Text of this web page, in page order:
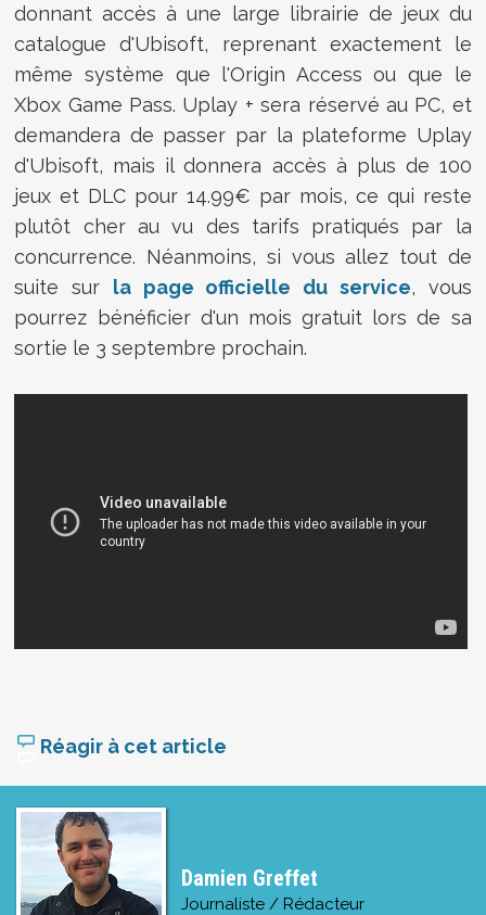
donnant accès à une large librairie de jeux du
catalogue d'Ubisoft, reprenant exactement le
même système que l'Origin Access ou que le
Xbox Game Pass. Uplay + sera réservé au PC, et
demandera de passer par la plateforme Uplay
d'Ubisoft, mais il donnera accès à plus de 100
jeux et DLC pour 14.99€ par mois, ce qui reste
plutôt cher au vu des tarifs pratiqués par la
concurrence. Néanmoins, si vous allez tout de
suite sur la page officielle du service, vous
pourrez bénéficier d'un mois gratuit lors de sa
sortie le 3 septembre prochain.
Réagir à cet article
Damien Greffet
Journaliste / Rédacteur